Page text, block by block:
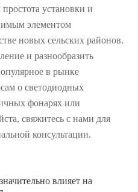
установки и
элементом
новых сельских районов.
и разнообразить
в рынке
о светодиодных
фонарях или
свяжитесь с нами для
консультации.
влияет на